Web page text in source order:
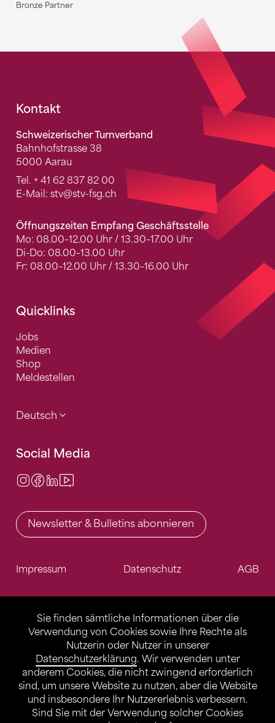
Sie finden sämtliche Informationen über die
Verwendung von Cookies sowie Ihre Rechte als
Nutzerin oder Nutzer in unserer
Datenschutzerklärung. Wir verwenden unter
anderem Cookies, die nicht zwingend erforderlich
sind, um unsere Website zu nutzen, aber die Website
und insbesondere Ihr Nutzererlebnis verbessern.
Sind Sie mit der Verwendung solcher Cookies
Bronze Partner
Fusszeile
Kontakt
Schweizerischer Turnverband
Bahnhofstrasse 38
5000 Aarau
Tel. + 41 62 837 82 00
E-Mail: stv@stv-fsg.ch
Öffnungszeiten Empfang Geschäftsstelle
Mo: 08.00–12.00 Uhr / 13.30–17.00 Uhr
Di-Do: 08.00–13.00 Uhr
Fr: 08.00–12.00 Uhr / 13.30–16.00 Uhr
Quicklinks
Jobs
Medien
Shop
Meldestellen
Deutsch
Social Media
Instagram
Facebook
LinkedIn
Newsletter & Bulletins abonnieren
Impressum Datenschutz AGB